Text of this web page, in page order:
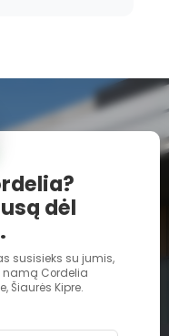
dėl
susisieks su jumis,
Cordelia
Šiaurės Kipre.